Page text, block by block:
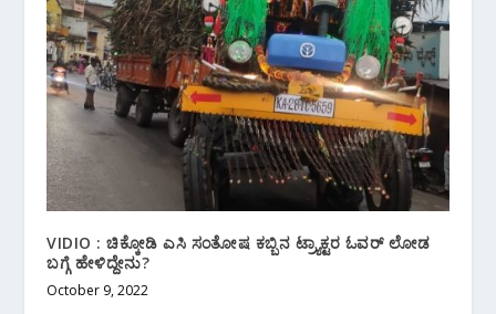
VIDIO : ಚಿಕ್ಕೋಡಿ ಎಸಿ‌ ಸಂತೋಷ ಕಬ್ಬಿನ ಟ್ರ್ಯಾಕ್ಟರ ಓವರ್ ಲೋಡ
ಬಗ್ಗೆ ಹೇಳಿದ್ದೇನು?
October 9, 2022